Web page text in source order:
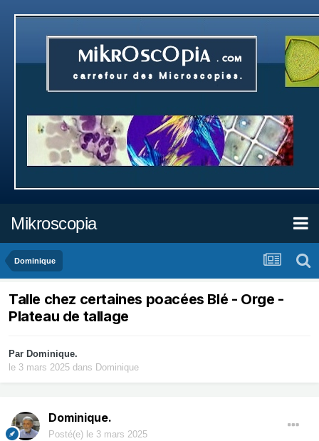
Mikroscopia
Dominique
Talle chez certaines poacées Blé - Orge -
Plateau de tallage
Par Dominique.
le 3 mars 2025 dans Dominique
Dominique.
Posté(e) le 3 mars 2025